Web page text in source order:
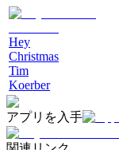
Hey
Christmas
Tim
Koerber
アプリを入手